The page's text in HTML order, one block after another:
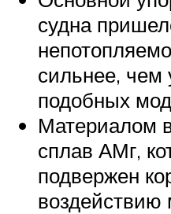
судна
сильнее, чем
подобных
Материалом
сплав АМг,
подвержен
воздействию